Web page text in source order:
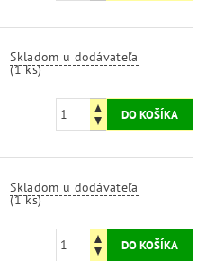
Skladom u dodávateľa
(1 ks)
Skladom u dodávateľa
(1 ks)